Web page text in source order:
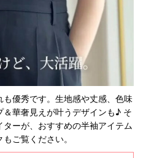
優秀です。生地感や丈感、色味
華奢見えが叶うデザインも♪ そ
ーが、おすすめの半袖アイテム
ご覧ください。